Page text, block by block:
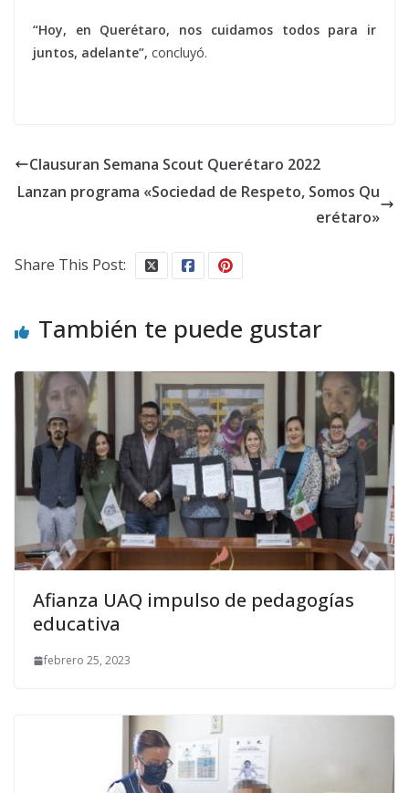
“Hoy, en Querétaro, nos cuidamos todos para ir
juntos, adelante”, concluyó.
Clausuran Semana Scout Querétaro 2022
Lanzan programa «Sociedad de Respeto, Somos Qu
erétaro»
Share This Post:
También te puede gustar
Afianza UAQ impulso de pedagogías
educativa
febrero 25, 2023